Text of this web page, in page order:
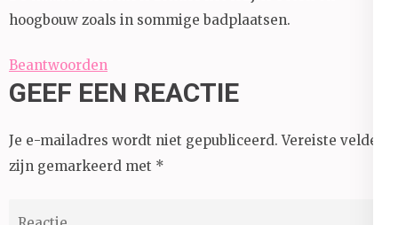
hoogbouw zoals in sommige badplaatsen.
Beantwoorden
GEEF EEN REACTIE
Je e-mailadres wordt niet gepubliceerd. Vereiste velden
zijn gemarkeerd met *